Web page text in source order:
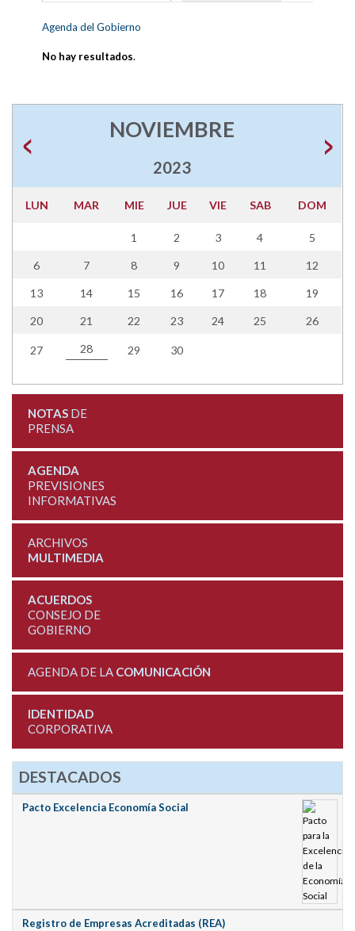
Agenda del Gobierno
No hay resultados.
NOVIEMBRE
2023
LUN MAR MIE JUE VIE SAB DOM
1 2 3 4 5
6 7 8 9 10 11 12
13 14 15 16 17 18 19
20 21 22 23 24 25 26
27 28 29 30
NOTASDE
PRENSA
AGENDA
PREVISIONES
INFORMATIVAS
ARCHIVOS
MULTIMEDIA
ACUERDOS
CONSEJO DE
GOBIERNO
AGENDA DE LA COMUNICACIÓN
IDENTIDAD
CORPORATIVA
DESTACADOS
Pacto Excelencia Economía Social
Registro de Empresas Acreditadas (REA)